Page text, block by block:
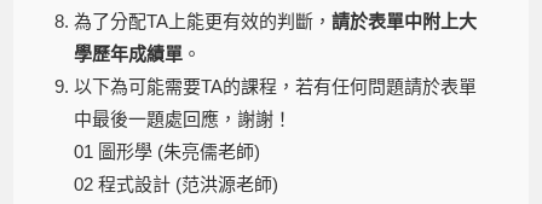
為了分配TA上能更有效的判斷，請於表單中附上大
學歷年成績單 。
以下為可能需要TA的課程，若有任何問題請於表單
中最後一題處回應，謝謝！
01 圖形學 (朱亮儒老師)
02 程式設計 (范洪源老師)